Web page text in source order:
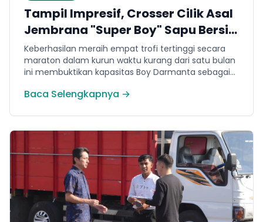
Tampil Impresif, Crosser Cilik Asal
Jembrana "Super Boy" Sapu Bersih
4 Gelar Juara Motocross 50cc di
Jawa
Keberhasilan meraih empat trofi tertinggi secara
maraton dalam kurun waktu kurang dari satu bulan
ini membuktikan kapasitas Boy Darmanta sebagai
dimiliki Jembrana di kancah motocross nasional
Baca Selengkapnya →